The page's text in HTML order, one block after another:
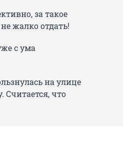
за такое
жалко отдать!
с ума
на улице
Считается, что